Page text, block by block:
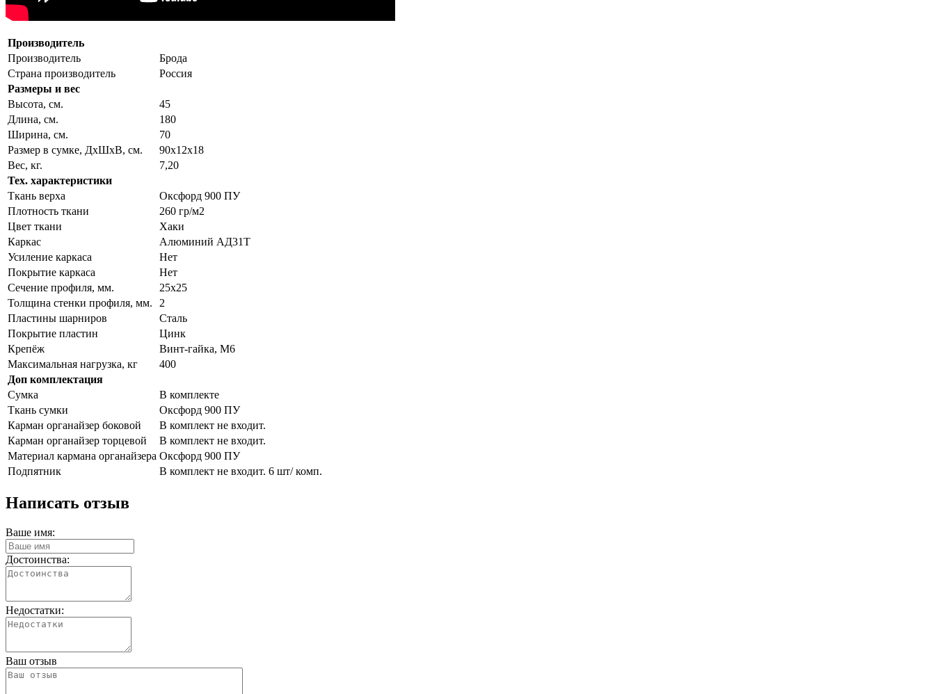
Производитель
Производитель
Брода
Страна производитель
Россия
Размеры и вес
Высота, см.
45
Длина, см.
180
Ширина, см.
70
Размер в сумке, ДхШхВ, см.
90х12х18
Вес, кг.
7,20
Тех. характеристики
Ткань верха
Оксфорд 900 ПУ
Плотность ткани
260 гр/м2
Цвет ткани
Хаки
Каркас
Алюминий АД31Т
Усиление каркаса
Нет
Покрытие каркаса
Нет
Сечение профиля, мм.
25х25
Толщина стенки профиля, мм.
2
Пластины шарниров
Сталь
Покрытие пластин
Цинк
Крепёж
Винт-гайка, М6
Максимальная нагрузка, кг
400
Доп комплектация
Сумка
В комплекте
Ткань сумки
Оксфорд 900 ПУ
Карман органайзер боковой
В комплект не входит.
Карман органайзер торцевой
В комплект не входит.
Материал кармана органайзера Оксфорд 900 ПУ
Подпятник
В комплект не входит. 6 шт/ комп.
Написать отзыв
Ваше имя:
Достоинства:
Недостатки:
Ваш отзыв